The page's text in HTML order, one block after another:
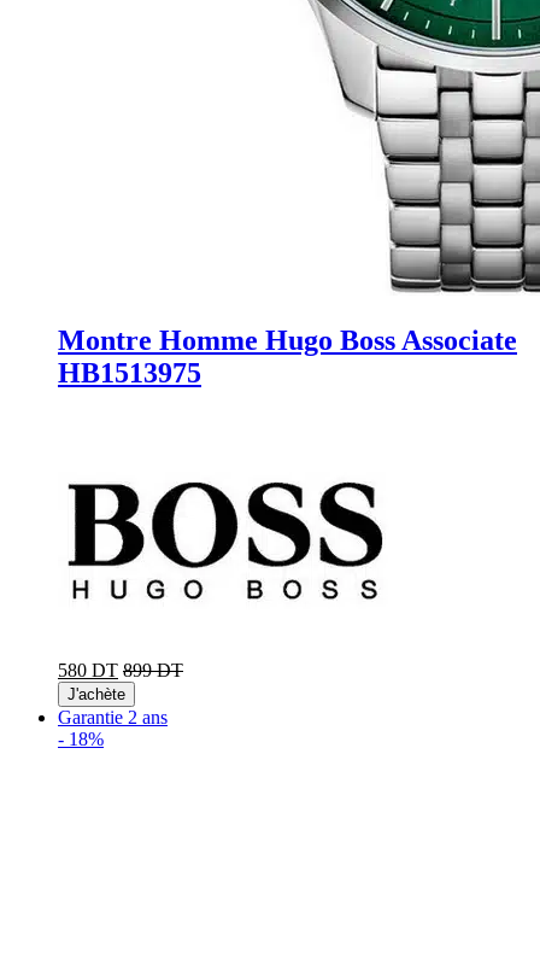
Montre Homme Hugo Boss Associate
HB1513975
580 DT 899 DT
J'achète
Garantie 2 ans
- 18%